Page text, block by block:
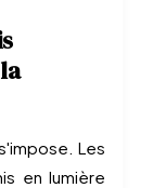
Les
en lumière